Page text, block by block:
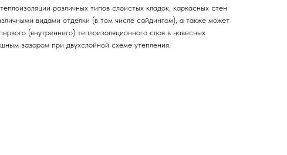
различных типов слоистых кладок, каркасных стен
видами отделки (в том числе сайдингом), а также может
(внутреннего) теплоизоляционного слоя в навесных
зазором при двухслойной схеме утепления.